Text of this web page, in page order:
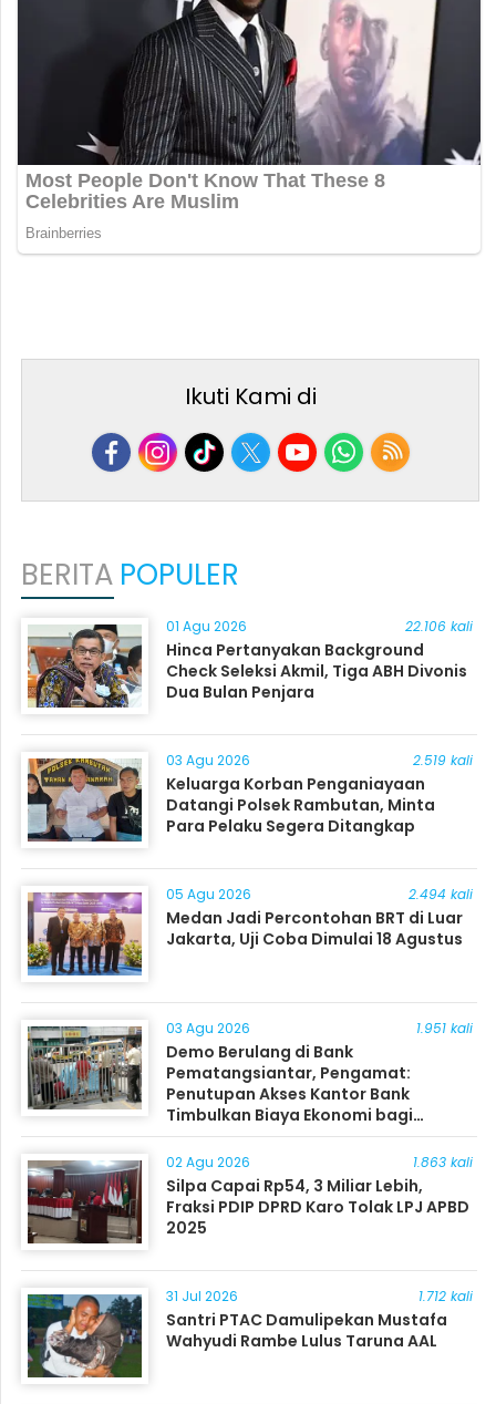
Ikuti Kami di
BERITA POPULER
01 Agu 2026 22.106 kali
Hinca Pertanyakan Background
Check Seleksi Akmil, Tiga ABH Divonis
Dua Bulan Penjara
03 Agu 2026 2.519 kali
Keluarga Korban Penganiayaan
Datangi Polsek Rambutan, Minta
Para Pelaku Segera Ditangkap
05 Agu 2026 2.494 kali
Medan Jadi Percontohan BRT di Luar
Jakarta, Uji Coba Dimulai 18 Agustus
03 Agu 2026 1.951 kali
Demo Berulang di Bank
Pematangsiantar, Pengamat:
Penutupan Akses Kantor Bank
Timbulkan Biaya Ekonomi bagi
Masyarakat
02 Agu 2026 1.863 kali
Silpa Capai Rp54, 3 Miliar Lebih,
Fraksi PDIP DPRD Karo Tolak LPJ APBD
2025
31 Jul 2026 1.712 kali
Santri PTAC Damulipekan Mustafa
Wahyudi Rambe Lulus Taruna AAL